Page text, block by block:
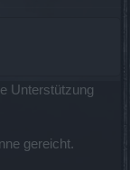
Unterstützung
gereicht.